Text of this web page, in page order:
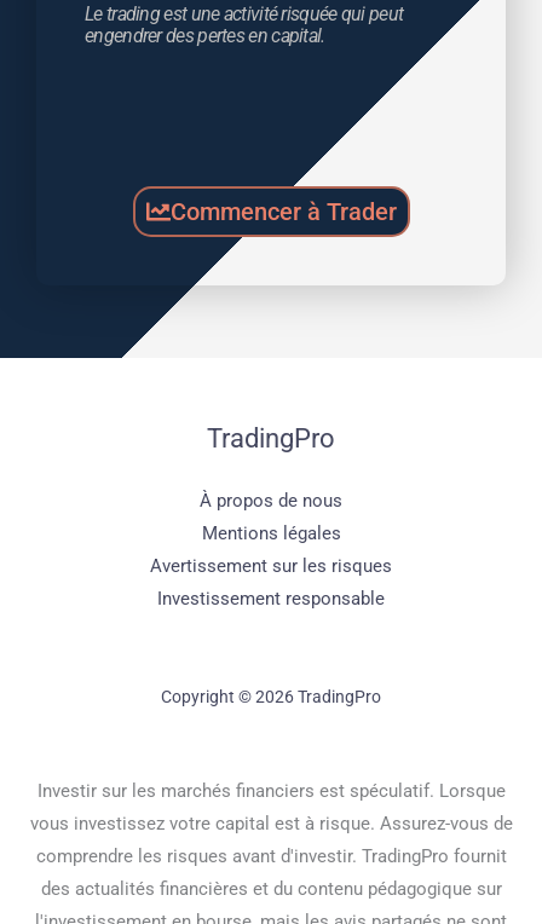
Le trading est une activité risquée qui peut
engendrer des pertes en capital.
Commencer à Trader
TradingPro
À propos de nous
Mentions légales
Avertissement sur les risques
Investissement responsable
Copyright © 2026 TradingPro
Investir sur les marchés financiers est spéculatif. Lorsque
vous investissez votre capital est à risque. Assurez-vous de
comprendre les risques avant d'investir. TradingPro fournit
des actualités financières et du contenu pédagogique sur